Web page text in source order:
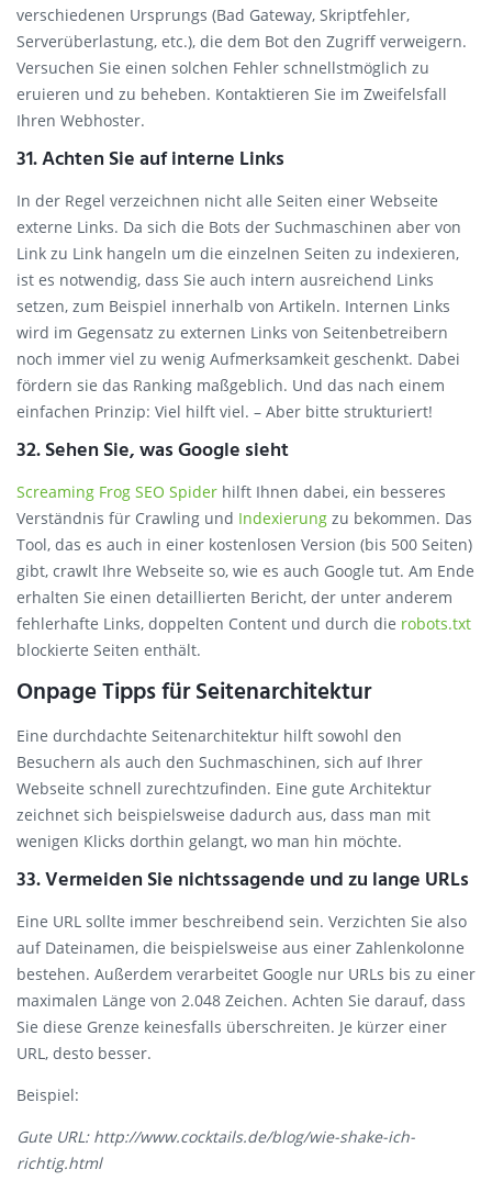
verschiedenen Ursprungs (Bad Gateway, Skriptfehler,
Serverüberlastung, etc.), die dem Bot den Zugriff verweigern.
Versuchen Sie einen solchen Fehler schnellstmöglich zu
eruieren und zu beheben. Kontaktieren Sie im Zweifelsfall
Ihren Webhoster.
31. Achten Sie auf interne Links
In der Regel verzeichnen nicht alle Seiten einer Webseite
externe Links. Da sich die Bots der Suchmaschinen aber von
Link zu Link hangeln um die einzelnen Seiten zu indexieren,
ist es notwendig, dass Sie auch intern ausreichend Links
setzen, zum Beispiel innerhalb von Artikeln. Internen Links
wird im Gegensatz zu externen Links von Seitenbetreibern
noch immer viel zu wenig Aufmerksamkeit geschenkt. Dabei
fördern sie das Ranking maßgeblich. Und das nach einem
einfachen Prinzip: Viel hilft viel. – Aber bitte strukturiert!
32. Sehen Sie, was Google sieht
Screaming Frog SEO Spider hilft Ihnen dabei, ein besseres
Verständnis für Crawling und Indexierung zu bekommen. Das
Tool, das es auch in einer kostenlosen Version (bis 500 Seiten)
gibt, crawlt Ihre Webseite so, wie es auch Google tut. Am Ende
erhalten Sie einen detaillierten Bericht, der unter anderem
fehlerhafte Links, doppelten Content und durch die robots.txt
blockierte Seiten enthält.
Onpage Tipps für Seitenarchitektur
Eine durchdachte Seitenarchitektur hilft sowohl den
Besuchern als auch den Suchmaschinen, sich auf Ihrer
Webseite schnell zurechtzufinden. Eine gute Architektur
zeichnet sich beispielsweise dadurch aus, dass man mit
wenigen Klicks dorthin gelangt, wo man hin möchte.
33. Vermeiden Sie nichtssagende und zu lange URLs
Eine URL sollte immer beschreibend sein. Verzichten Sie also
auf Dateinamen, die beispielsweise aus einer Zahlenkolonne
bestehen. Außerdem verarbeitet Google nur URLs bis zu einer
maximalen Länge von 2.048 Zeichen. Achten Sie darauf, dass
Sie diese Grenze keinesfalls überschreiten. Je kürzer einer
URL, desto besser.
Beispiel:
Gute URL: http://www.cocktails.de/blog/wie-shake-ich-
richtig.html